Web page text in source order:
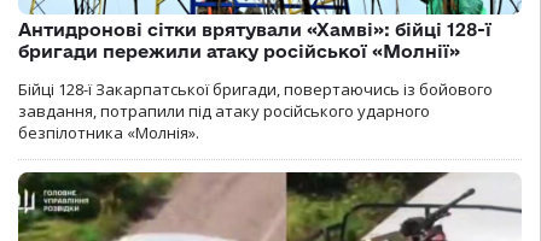
Антидронові сітки врятували «Хамві»: бійці 128-ї
бригади пережили атаку російської «Молнії»
Бійці 128-ї Закарпатської бригади, повертаючись із бойового
завдання, потрапили під атаку російського ударного
безпілотника «Молнія».